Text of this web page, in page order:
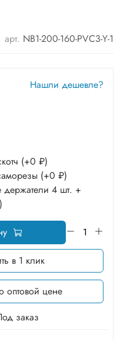
арт. NB1-200-160-PVC3-Y-1
Нашли дешевле?
(+0 ₽)
(+0 ₽)
4 шт. +
)
в 1 клик
оптовой цене
заказ